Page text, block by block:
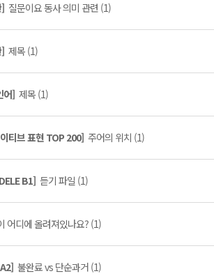
] 질문이요 동사 의미 관련 (1)
] 제목 (1)
어] 제목 (1)
티브 표현 TOP 200] 주어의 위치 (1)
B1] 듣기 파일 (1)
어디에 올려져있나요? (1)
불완료 vs 단순과거 (1)